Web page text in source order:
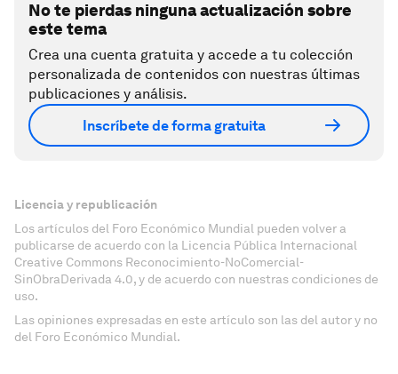
No te pierdas ninguna actualización sobre
este tema
Crea una cuenta gratuita y accede a tu colección
personalizada de contenidos con nuestras últimas
publicaciones y análisis.
Inscríbete de forma gratuita
Licencia y republicación
Los artículos del Foro Económico Mundial pueden volver a
publicarse de acuerdo con la Licencia Pública Internacional
Creative Commons Reconocimiento-NoComercial-
SinObraDerivada 4.0, y de acuerdo con nuestras condiciones de
uso.
Las opiniones expresadas en este artículo son las del autor y no
del Foro Económico Mundial.